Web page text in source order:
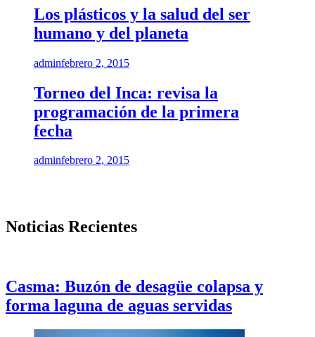
Los plásticos y la salud del ser
humano y del planeta
adminfebrero 2, 2015
Torneo del Inca: revisa la
programación de la primera
fecha
adminfebrero 2, 2015
Noticias Recientes
Casma: Buzón de desagüe colapsa y
forma laguna de aguas servidas